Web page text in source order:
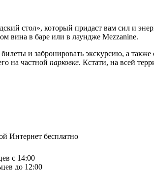
стол», который придаст вам сил и
вина в баре или в лаундже Mezzanine.
и забронировать экскурсию, а
на частной парковке. Кстати, на всей
Интернет бесплатно
с 14:00
до 12:00